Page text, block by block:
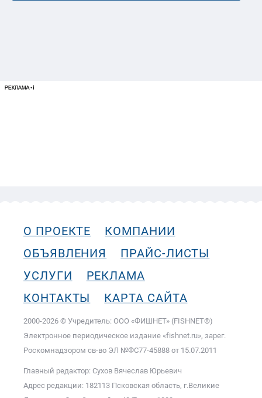
О ПРОЕКТЕ
КОМПАНИИ
ОБЪЯВЛЕНИЯ
ПРАЙС-ЛИСТЫ
УСЛУГИ
РЕКЛАМА
КОНТАКТЫ
КАРТА САЙТА
2000-2026 © Учредитель: ООО «ФИШНЕТ» (FISHNET®)
Электронное периодическое издание «fishnet.ru», зарег.
Роскомнадзором cв-во ЭЛ №ФС77-45888 от 15.07.2011
Главный редактор: Сухов Вячеслав Юрьевич
Адрес редакции: 182113 Псковская область, г.Великие